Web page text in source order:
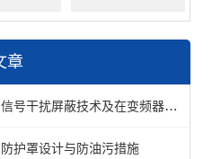
章
电子尺的信号干扰屏蔽技术及在变频器环境下的稳定性
护罩设计与防油污措施